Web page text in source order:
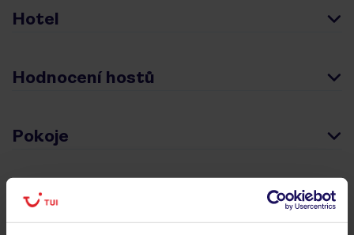
Hotel
Hodnocení hostů
Pokoje
Stravování